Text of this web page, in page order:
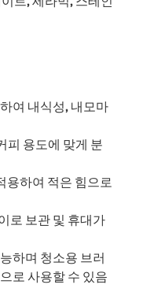
여 내식성, 내모마
피 용도에 맞게 분
용하여 적은 힘으로
로 보관 및 휴대가
하며 청소용 브러
로 사용할 수 있음